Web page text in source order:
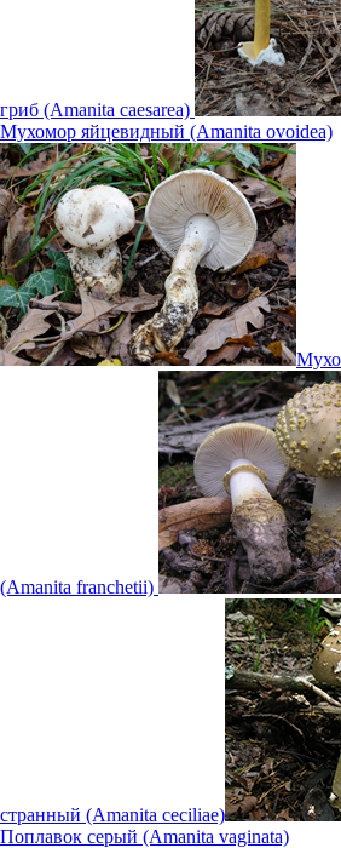
гриб (Amanita caesarea)
Мухомор яйцевидный (Amanita ovoidea)
(Amanita franchetii)
странный (Amanita ceciliae)
Поплавок серый (Amanita vaginata)